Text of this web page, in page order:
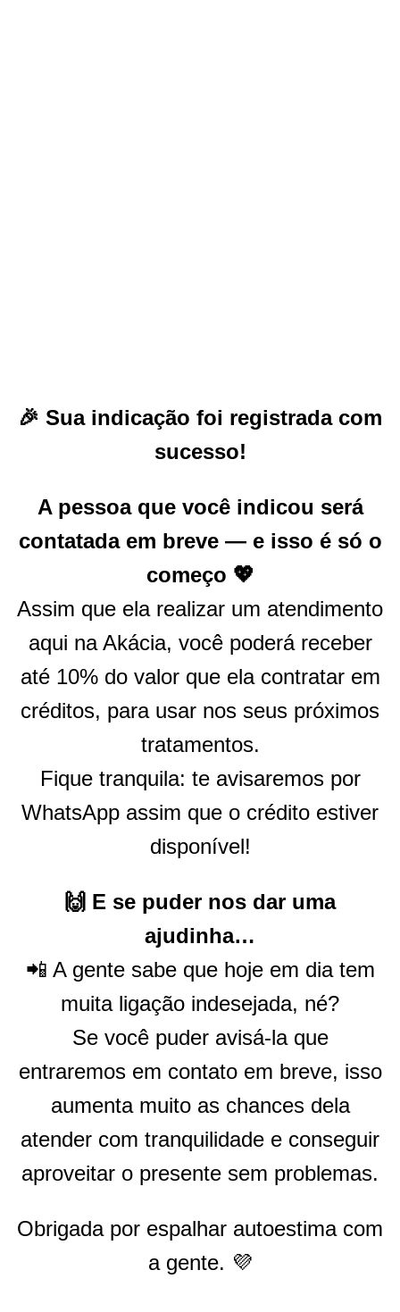
🎉 Sua indicação foi registrada com
sucesso!
A pessoa que você indicou será
contatada em breve — e isso é só o
começo 💖
Assim que ela realizar um atendimento
aqui na Akácia, você poderá receber
até 10% do valor que ela contratar em
créditos, para usar nos seus próximos
tratamentos.
Fique tranquila: te avisaremos por
WhatsApp assim que o crédito estiver
disponível!
🙌 E se puder nos dar uma
ajudinha…
📲 A gente sabe que hoje em dia tem
muita ligação indesejada, né?
Se você puder avisá-la que
entraremos em contato em breve, isso
aumenta muito as chances dela
atender com tranquilidade e conseguir
aproveitar o presente sem problemas.
Obrigada por espalhar autoestima com
a gente. 💜